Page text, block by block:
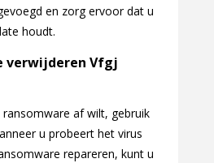
en zorg ervoor dat u
houdt.
verwijderen Vfgj
ransomware af wilt, gebruik
u probeert het virus
repareren, kunt u